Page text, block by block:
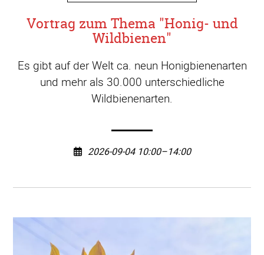
Vortrag zum Thema "Honig- und
Wildbienen"
Es gibt auf der Welt ca. neun Honigbienenarten
und mehr als 30.000 unterschiedliche
Wildbienenarten.
2026-09-04 10:00–14:00